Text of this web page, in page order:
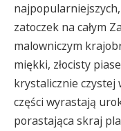
zatoczek na całym
malowniczym
miękki, złocisty
krystalicznie czystej
części wyrastają
porastająca skraj